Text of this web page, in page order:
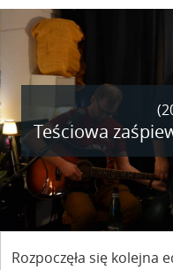
Teściowa
Rozpoczęła się kolejna